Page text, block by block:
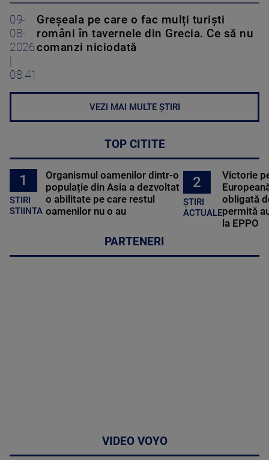
09-
08-
2026
08:41
Greșeala pe care o fac mulți turiști
români în tavernele din Grecia. Ce să nu
comanzi niciodată
VEZI MAI MULTE ȘTIRI
TOP CITITE
1
STIRI
STIINTA
Organismul oamenilor dintr-o
populație din Asia a dezvoltat
o abilitate pe care restul
oamenilor nu o au
2
ȘTIRI
ACTUALE
Victorie
obligată
permită
la EPPO
PARTENERI
VIDEO VOYO